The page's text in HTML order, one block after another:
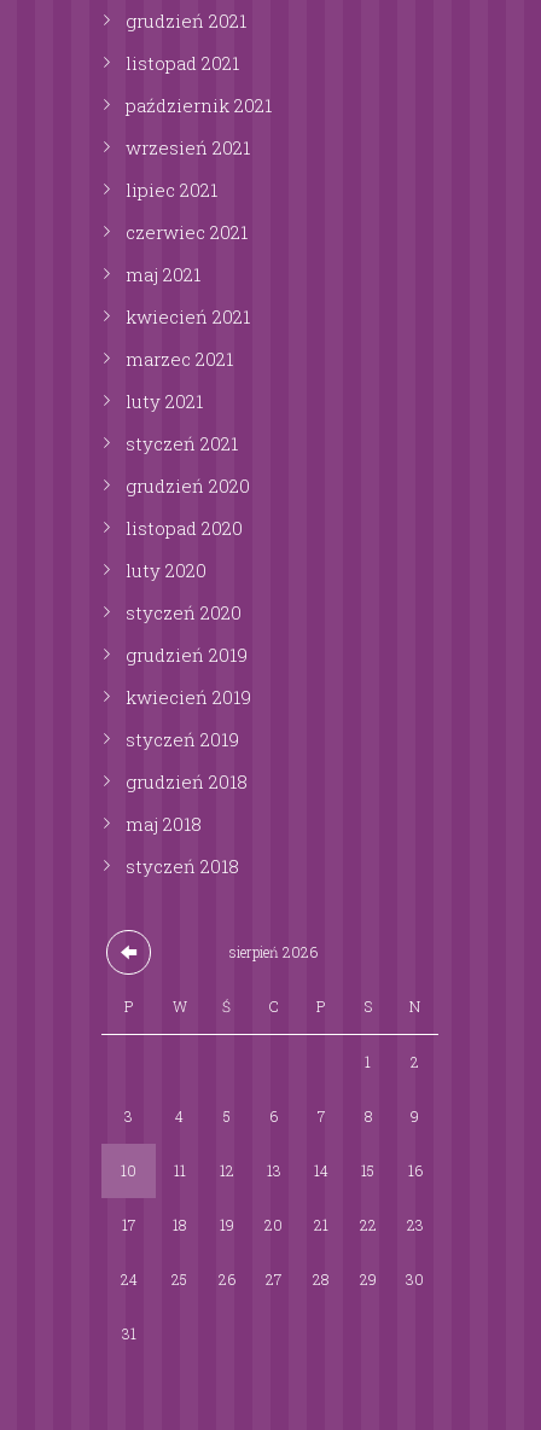
grudzień 2021
listopad 2021
październik 2021
wrzesień 2021
lipiec 2021
czerwiec 2021
maj 2021
kwiecień 2021
marzec 2021
luty 2021
styczeń 2021
grudzień 2020
listopad 2020
luty 2020
styczeń 2020
grudzień 2019
kwiecień 2019
styczeń 2019
grudzień 2018
maj 2018
styczeń 2018
sierpień 2026
P W Ś C P S N
1 2
3 4 5 6 7 8 9
10 11 12 13 14 15 16
17 18 19 20 21 22 23
24 25 26 27 28 29 30
31